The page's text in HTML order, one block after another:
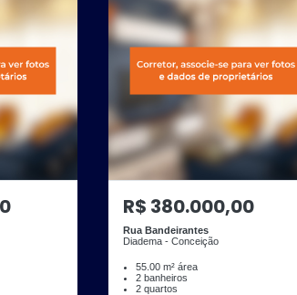
R$ 380.000,00
Rua Bandeirantes
Diadema - Conceição
55.00 m² área
2 banheiros
2 quartos